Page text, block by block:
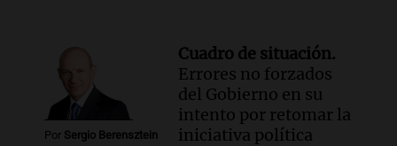
Por Sergio Berensztein
Cuadro de situación.
Errores no forzados
del Gobierno en su
intento por retomar la
iniciativa política